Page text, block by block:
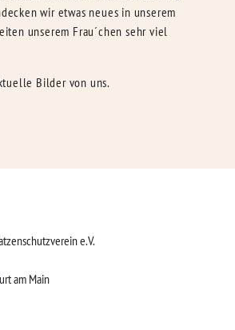
wir etwas neues in unserem
unserem Frau´chen sehr viel
Bilder von uns.
e.V.
am Main